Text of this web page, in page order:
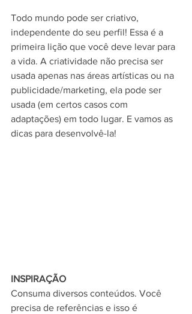
Todo mundo pode ser criativo,
independente do seu perfil! Essa é a
primeira lição que você deve levar para
a vida. A criatividade não precisa ser
usada apenas nas áreas artísticas ou na
publicidade/marketing, ela pode ser
usada (em certos casos com
adaptações) em todo lugar. E vamos as
dicas para desenvolvê-la!
INSPIRAÇÃO
Consuma diversos conteúdos. Você
precisa de referências e isso é